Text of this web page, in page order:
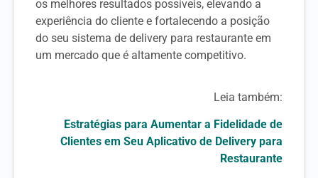
os melhores resultados possíveis, elevando a
experiência do cliente e fortalecendo a posição
do seu sistema de delivery para restaurante em
um mercado que é altamente competitivo.
Leia também:
Estratégias para Aumentar a Fidelidade de
Clientes em Seu Aplicativo de Delivery para
Restaurante